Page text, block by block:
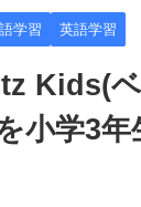
学習 英語学習
Kids(
小学3